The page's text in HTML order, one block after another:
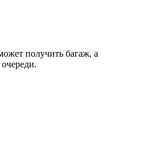
получить багаж, а